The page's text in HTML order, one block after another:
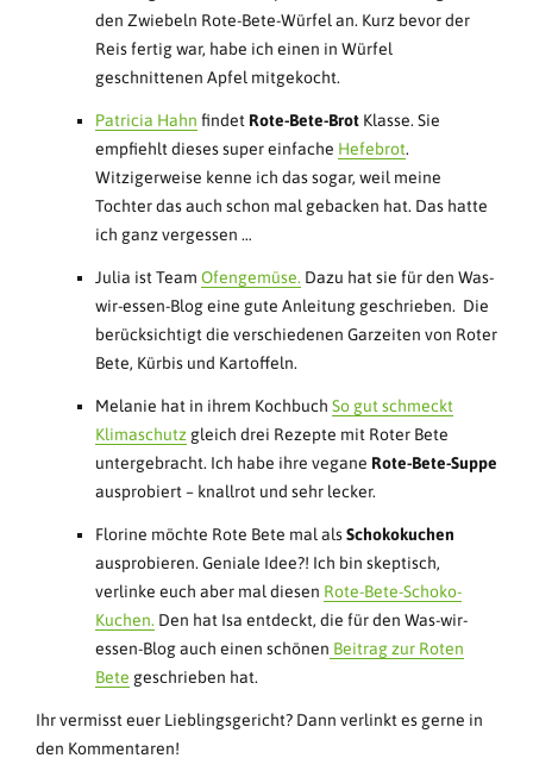
den Zwiebeln Rote-Bete-Würfel an. Kurz bevor der
Reis fertig war, habe ich einen in Würfel
geschnittenen Apfel mitgekocht.
Patricia Hahn findet Rote-Bete-Brot Klasse. Sie
empfiehlt dieses super einfache Hefebrot.
Witzigerweise kenne ich das sogar, weil meine
Tochter das auch schon mal gebacken hat. Das hatte
ich ganz vergessen …
Julia ist Team Ofengemüse. Dazu hat sie für den Was-
wir-essen-Blog eine gute Anleitung geschrieben. Die
berücksichtigt die verschiedenen Garzeiten von Roter
Bete, Kürbis und Kartoffeln.
Melanie hat in ihrem Kochbuch So gut schmeckt
Klimaschutz gleich drei Rezepte mit Roter Bete
untergebracht. Ich habe ihre vegane Rote-Bete-Suppe
ausprobiert – knallrot und sehr lecker.
Florine möchte Rote Bete mal alsSchokokuchen
ausprobieren. Geniale Idee?! Ich bin skeptisch,
verlinke euch aber mal diesen Rote-Bete-Schoko-
Kuchen. Den hat Isa entdeckt, die für den Was-wir-
essen-Blog auch einen schönen Beitrag zur Roten
Bete geschrieben hat.
Ihr vermisst euer Lieblingsgericht? Dann verlinkt es gerne in
den Kommentaren!